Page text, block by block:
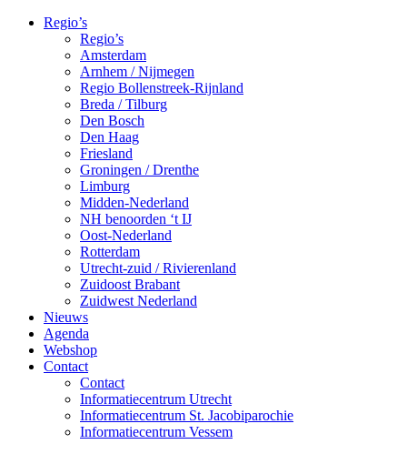
Regio’s
Regio’s
Amsterdam
Arnhem / Nijmegen
Regio Bollenstreek-Rijnland
Breda / Tilburg
Den Bosch
Den Haag
Friesland
Groningen / Drenthe
Limburg
Midden-Nederland
NH benoorden ‘t IJ
Oost-Nederland
Rotterdam
Utrecht-zuid / Rivierenland
Zuidoost Brabant
Zuidwest Nederland
Nieuws
Agenda
Webshop
Contact
Contact
Informatiecentrum Utrecht
Informatiecentrum St. Jacobiparochie
Informatiecentrum Vessem